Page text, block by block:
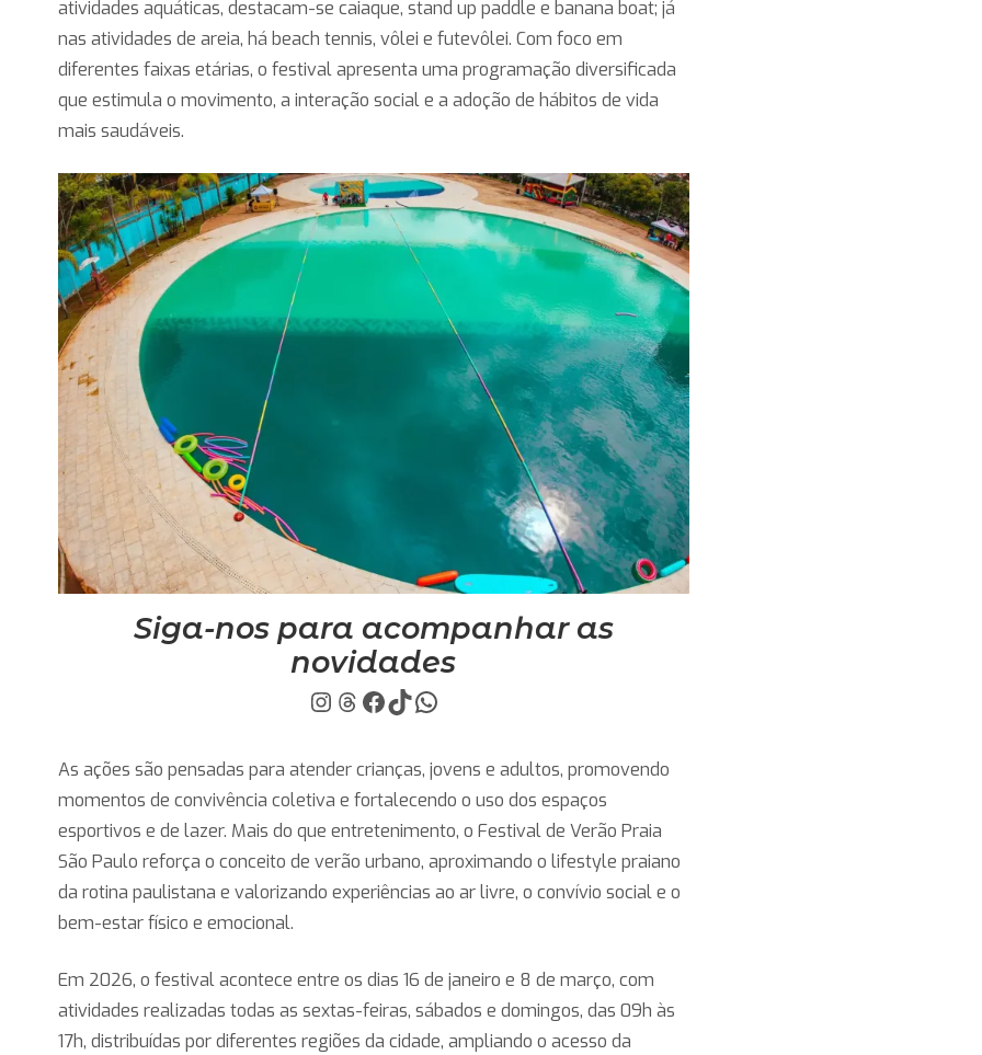
atividades aquáticas, destacam-se caiaque, stand up paddle e banana boat; já
nas atividades de areia, há beach tennis, vôlei e futevôlei. Com foco em
diferentes faixas etárias, o festival apresenta uma programação diversificada
que estimula o movimento, a interação social e a adoção de hábitos de vida
mais saudáveis.
Siga-nos para acompanhar as
novidades
instagram.com/ipirangafeelings
https://www.threads.net/@ipirangafeelings
facebook.com/ipirangafeelings
TikTok
https://whatsapp.com/channel/
As ações são pensadas para atender crianças, jovens e adultos, promovendo
momentos de convivência coletiva e fortalecendo o uso dos espaços
esportivos e de lazer. Mais do que entretenimento, o Festival de Verão Praia
São Paulo reforça o conceito de verão urbano, aproximando o lifestyle praiano
da rotina paulistana e valorizando experiências ao ar livre, o convívio social e o
bem-estar físico e emocional.
Em 2026, o festival acontece entre os dias 16 de janeiro e 8 de março, com
atividades realizadas todas as sextas-feiras, sábados e domingos, das 09h às
17h, distribuídas por diferentes regiões da cidade, ampliando o acesso da